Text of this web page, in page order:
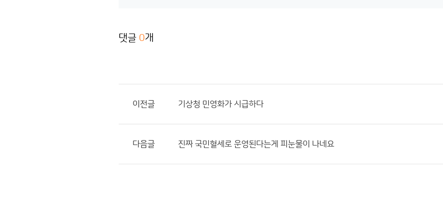
댓글 0개
이전글 기상청 민영화가 시급하다
다음글 진짜 국민혈세로 운영된다는게 피눈물이 나네요